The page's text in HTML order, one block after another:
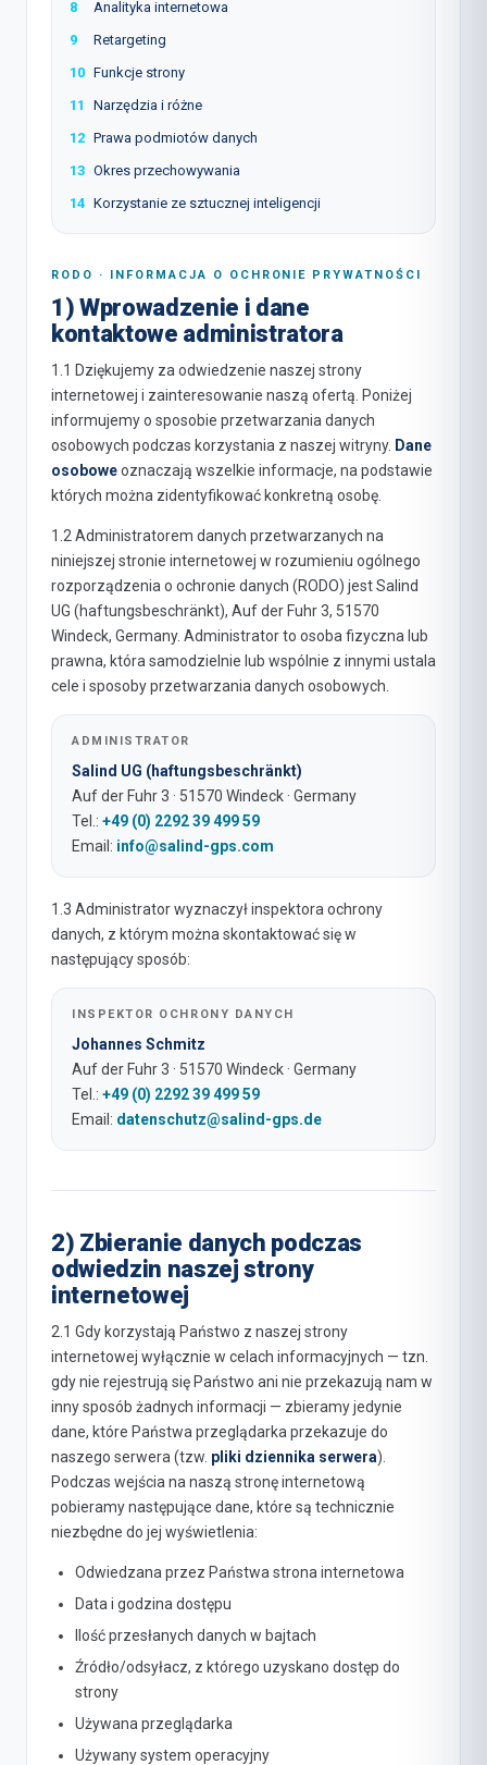
8
Analityka internetowa
9
Retargeting
10 Funkcje strony
11
Narzędzia i różne
12 Prawa podmiotów danych
13 Okres przechowywania
14 Korzystanie ze sztucznej inteligencji
RODO · INFORMACJA O OCHRONIE PRYWATNOŚCI
1) Wprowadzenie i dane
kontaktowe administratora
1.1 Dziękujemy za odwiedzenie naszej strony
internetowej i zainteresowanie naszą ofertą. Poniżej
informujemy o sposobie przetwarzania danych
osobowych podczas korzystania z naszej witryny. Dane
osoboweoznaczają wszelkie informacje, na podstawie
których można zidentyfikować konkretną osobę.
1.2 Administratorem danych przetwarzanych na
niniejszej stronie internetowej w rozumieniu ogólnego
rozporządzenia o ochronie danych (RODO) jest Salind
UG (haftungsbeschränkt), Auf der Fuhr 3, 51570
Windeck, Germany. Administrator to osoba fizyczna lub
prawna, która samodzielnie lub wspólnie z innymi ustala
cele i sposoby przetwarzania danych osobowych.
ADMINISTRATOR
Salind UG (haftungsbeschränkt)
Auf der Fuhr 3 · 51570 Windeck · Germany
Tel.: +49 (0) 2292 39 499 59
Email: info@salind-gps.com
1.3 Administrator wyznaczył inspektora ochrony
danych, z którym można skontaktować się w
następujący sposób:
INSPEKTOR OCHRONY DANYCH
Johannes Schmitz
Auf der Fuhr 3 · 51570 Windeck · Germany
Tel.: +49 (0) 2292 39 499 59
Email: datenschutz@salind-gps.de
2) Zbieranie danych podczas
odwiedzin naszej strony
internetowej
2.1 Gdy korzystają Państwo z naszej strony
internetowej wyłącznie w celach informacyjnych — tzn.
gdy nie rejestrują się Państwo ani nie przekazują nam w
inny sposób żadnych informacji — zbieramy jedynie
dane, które Państwa przeglądarka przekazuje do
naszego serwera (tzw. pliki dziennika serwera).
Podczas wejścia na naszą stronę internetową
pobieramy następujące dane, które są technicznie
niezbędne do jej wyświetlenia:
Odwiedzana przez Państwa strona internetowa
Data i godzina dostępu
Ilość przesłanych danych w bajtach
Źródło/odsyłacz, z którego uzyskano dostęp do
strony
Używana przeglądarka
Używany system operacyjny